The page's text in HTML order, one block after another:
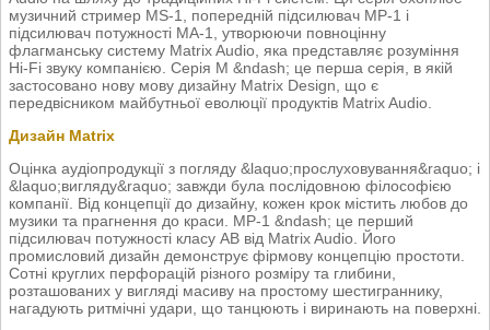
музичний стример MS-1, попередній підсилювач MP-1 і
підсилювач потужності MA-1, утворюючи повноцінну
флагманську систему Matrix Audio, яка представляє розуміння
Hi-Fi звуку компанією. Серія M &ndash; це перша серія, в якій
застосовано нову мову дизайну Matrix Design, що є
передвісником майбутньої еволюції продуктів Matrix Audio.
Дизайн Matrix
Оцінка аудіопродукції з погляду &laquo;прослуховування&raquo; і
&laquo;вигляду&raquo; завжди була послідовною філософією
компанії. Від концепції до дизайну, кожен крок містить любов до
музики та прагнення до краси. MP-1 &ndash; це перший
підсилювач потужності класу AB від Matrix Audio. Його
промисловий дизайн демонструє фірмову концепцію простоти.
Сотні круглих перфорацій різного розміру та глибини,
розташованих у вигляді масиву на простому шестиграннику,
нагадують ритмічні удари, що танцюють і виринають на поверхні.